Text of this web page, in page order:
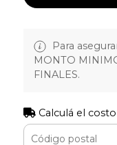
Para
MONTO
FINALES.
Calculá el